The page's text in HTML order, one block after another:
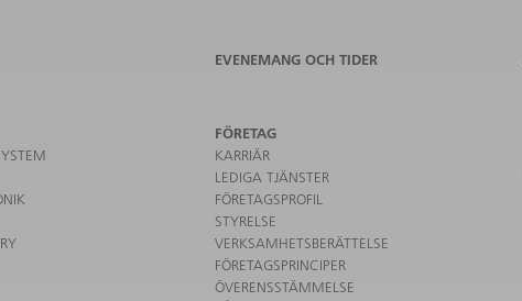
EVENEMANG OCH TIDER
FÖRETAG
KARRIÄR
LEDIGA TJÄNSTER
FÖRETAGSPROFIL
STYRELSE
VERKSAMHETSBERÄTTELSE
FÖRETAGSPRINCIPER
ÖVERENSSTÄMMELSE